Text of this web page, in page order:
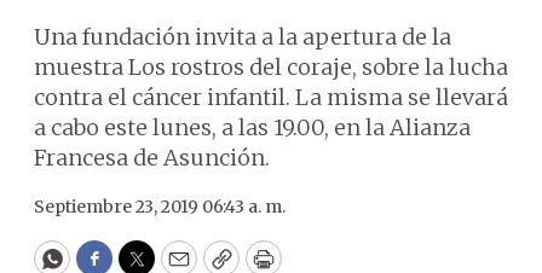
Una fundación invita a la apertura de la
muestra Los rostros del coraje, sobre la lucha
contra el cáncer infantil. La misma se llevará
a cabo este lunes, a las 19.00, en la Alianza
Francesa de Asunción.
Septiembre 23, 2019 06:43 a. m.